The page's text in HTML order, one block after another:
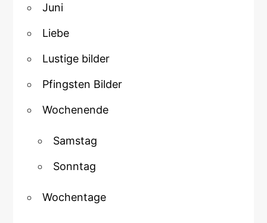
Juni
Liebe
Lustige bilder
Pfingsten Bilder
Wochenende
Samstag
Sonntag
Wochentage